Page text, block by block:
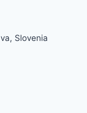
Slovenia